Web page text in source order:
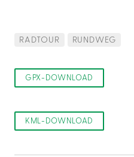
RADTOUR RUNDWEG
GPX-DOWNLOAD
KML-DOWNLOAD